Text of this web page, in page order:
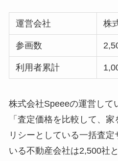
運営会社 株
参画数
利用者累計
株式会社Speeeの運営して
「査定価格を比較して、
リシーとしている一括査
いる不動産会社は2,500社